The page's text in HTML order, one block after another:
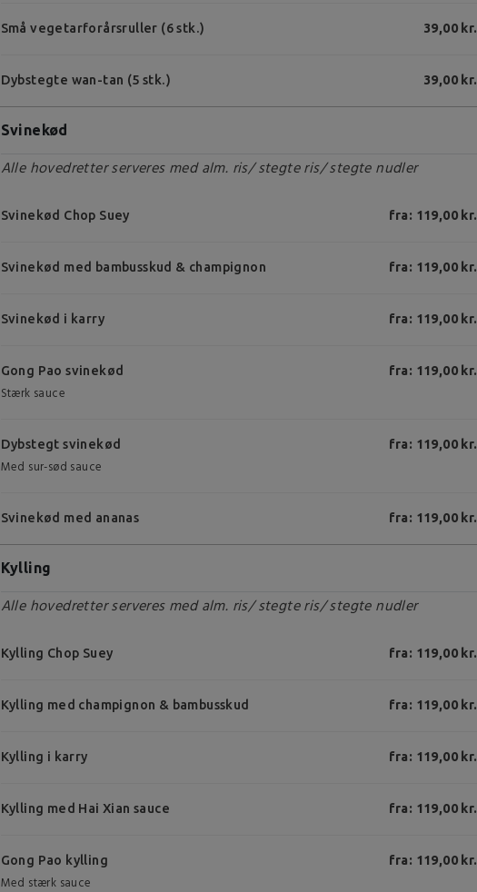
Små vegetarforårsruller (6 stk.) 39,00 kr.
Dybstegte wan-tan (5 stk.) 39,00 kr.
Svinekød
Alle hovedretter serveres med alm. ris/ stegte ris/ stegte nudler
Svinekød Chop Suey fra: 119,00 kr.
Svinekød med bambusskud & champignon fra: 119,00 kr.
Svinekød i karry fra: 119,00 kr.
Gong Pao svinekød
Stærk sauce
fra: 119,00 kr.
Dybstegt svinekød
Med sur-sød sauce
fra: 119,00 kr.
Svinekød med ananas fra: 119,00 kr.
Kylling
Alle hovedretter serveres med alm. ris/ stegte ris/ stegte nudler
Kylling Chop Suey fra: 119,00 kr.
Kylling med champignon & bambusskud fra: 119,00 kr.
Kylling i karry fra: 119,00 kr.
Kylling med Hai Xian sauce fra: 119,00 kr.
Gong Pao kylling
Med stærk sauce
fra: 119,00 kr.